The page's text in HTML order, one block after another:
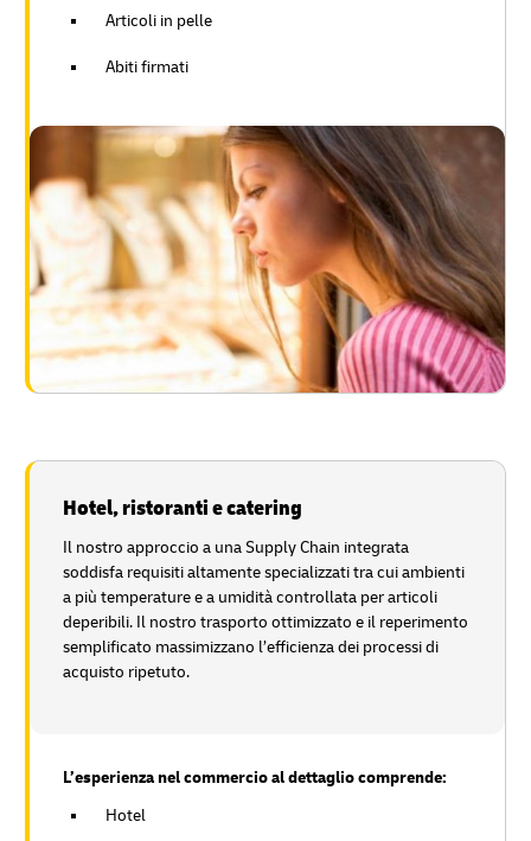
Articoli in pelle
Abiti firmati
Hotel, ristoranti e catering
Il nostro approccio a una Supply Chain integrata
soddisfa requisiti altamente specializzati tra cui ambienti
a più temperature e a umidità controllata per articoli
deperibili. Il nostro trasporto ottimizzato e il reperimento
semplificato massimizzano l’efficienza dei processi di
acquisto ripetuto.
L’esperienza nel commercio al dettaglio comprende:
Hotel